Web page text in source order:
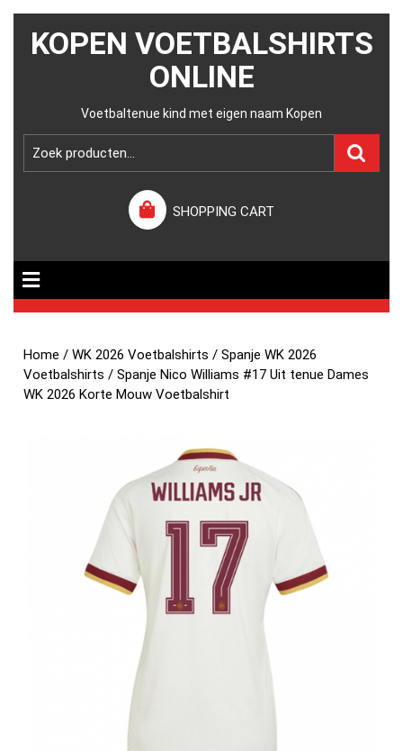
KOPEN VOETBALSHIRTS
ONLINE
Voetbaltenue kind met eigen naam Kopen
SHOPPING CART
Home /WK 2026 Voetbalshirts /Spanje WK 2026
Voetbalshirts / Spanje Nico Williams #17 Uit tenue Dames
WK 2026 Korte Mouw Voetbalshirt